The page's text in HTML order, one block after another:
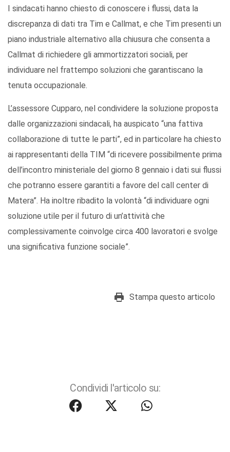
I sindacati hanno chiesto di conoscere i flussi, data la
discrepanza di dati tra Tim e Callmat, e che Tim presenti un
piano industriale alternativo alla chiusura che consenta a
Callmat di richiedere gli ammortizzatori sociali, per
individuare nel frattempo soluzioni che garantiscano la
tenuta occupazionale.
L’assessore Cupparo, nel condividere la soluzione proposta
dalle organizzazioni sindacali, ha auspicato “una fattiva
collaborazione di tutte le parti”, ed in particolare ha chiesto
ai rappresentanti della TIM “di ricevere possibilmente prima
dell’incontro ministeriale del giorno 8 gennaio i dati sui flussi
che potranno essere garantiti a favore del call center di
Matera”. Ha inoltre ribadito la volontà “di individuare ogni
soluzione utile per il futuro di un’attività che
complessivamente coinvolge circa 400 lavoratori e svolge
una significativa funzione sociale”.
Stampa questo articolo
Condividi l'articolo su: